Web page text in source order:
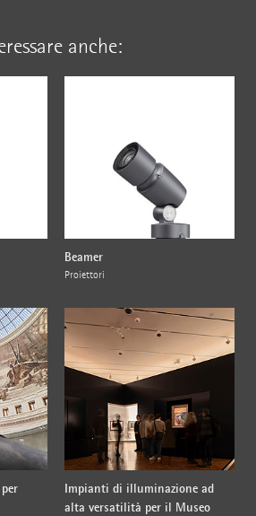
anche:
Beamer
Proiettori
Impianti di illuminazione ad
alta versatilità per il Museo